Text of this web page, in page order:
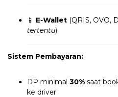
📱 E-Wallet (QRIS, OVO,
tertentu)
Sistem Pembayaran:
DP minimal 30% saat
ke driver